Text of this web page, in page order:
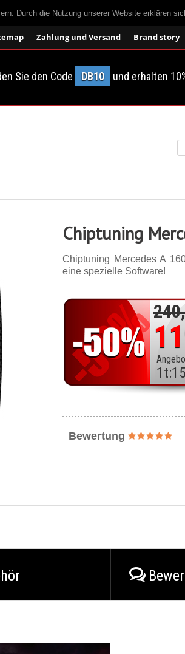
Durch die Nutzung unserer Website erklären
Zahlung und Versand Brand story
Sie den Code DB10 und erhalten
Chiptuning
Chiptuning Mercedes A
eine spezielle Software!
1 t:15
Bewertung